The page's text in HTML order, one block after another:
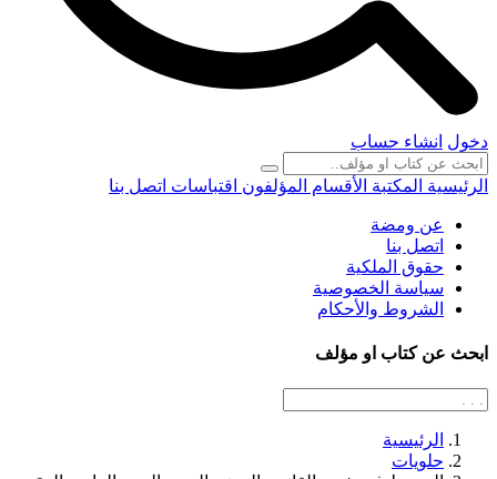
دخول انشاء حساب
الرئيسية المكتبة الأقسام المؤلفون اقتباسات اتصل بنا
عن ومضة
اتصل بنا
حقوق الملكية
سياسة الخصوصية
الشروط والأحكام
ابحث عن كتاب او مؤلف
الرئيسية
حلويات